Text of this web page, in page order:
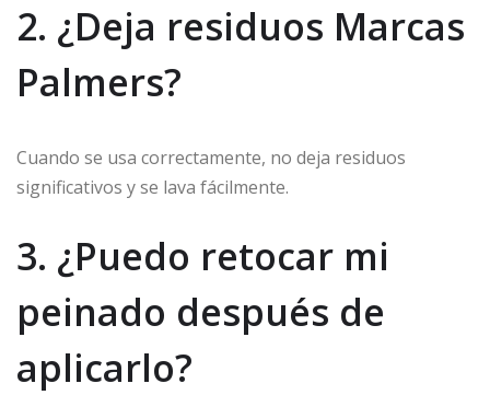
2. ¿Deja residuos Marcas
Palmers?
Cuando se usa correctamente, no deja residuos
significativos y se lava fácilmente.
3. ¿Puedo retocar mi
peinado después de
aplicarlo?